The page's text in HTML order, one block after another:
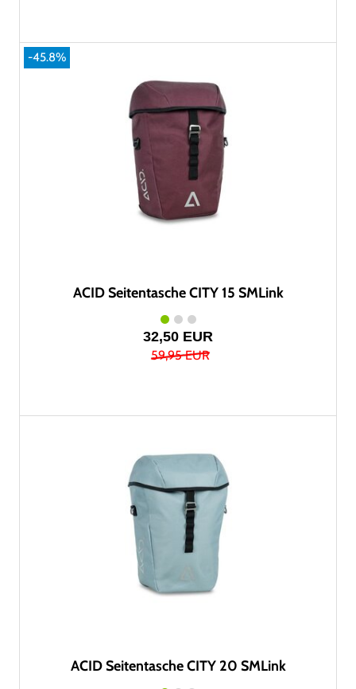
-45.8%
ACID Seitentasche CITY 15 SMLink
32,50 EUR
59,95 EUR
ACID Seitentasche CITY 20 SMLink